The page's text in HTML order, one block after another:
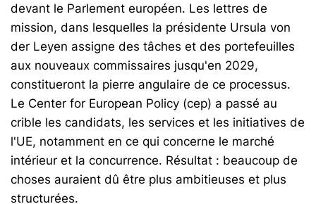
devant le Parlement européen. Les lettres de
mission, dans lesquelles la présidente Ursula von
der Leyen assigne des tâches et des portefeuilles
aux nouveaux commissaires jusqu'en 2029,
constitueront la pierre angulaire de ce processus.
Le Center for European Policy (cep) a passé au
crible les candidats, les services et les initiatives de
l'UE, notamment en ce qui concerne le marché
intérieur et la concurrence. Résultat : beaucoup de
choses auraient dû être plus ambitieuses et plus
structurées.